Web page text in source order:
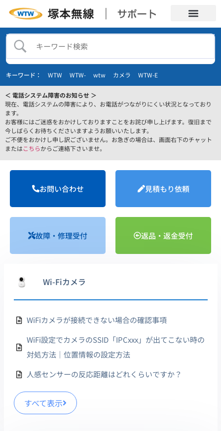
キーワード： WTW WTW- wtw カメラ WTW-E
＜ 電話システム障害のお知らせ ＞
現在、電話システムの障害により、お電話がつながりにくい状況となっており
ます。
お客様にはご迷惑をおかけしておりますことをお詫び申し上げます。復旧まで
今しばらくお待ちくださいますようお願いいたします。
ご不便をおかけし申し訳ございません。お急ぎの場合は、画面右下のチャット
またはこちらからご連絡下さいませ。
お問い合わせ 見積もり依頼
故障・修理受付 返品・返金受付
Wi-Fiカメラ
WiFiカメラが接続できない場合の確認事項
WiFi設定でカメラのSSID「IPCxxx」が出てこない時の
対処方法｜位置情報の設定方法
人感センサーの反応距離はどれくらいですか？
すべて表示